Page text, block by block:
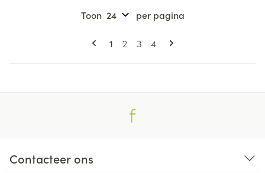
Pagina's
U lees momenteel pagina
1 Pagina
2 Pagina
3 Pagina
4
Toon per pagina
Contacteer ons